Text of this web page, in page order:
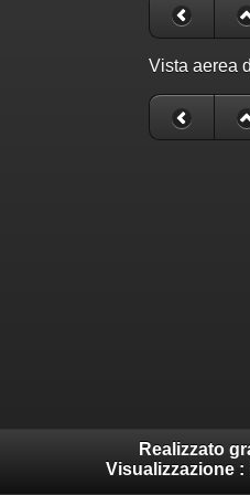
Vista aerea
Realizzato
Visualizzazione :